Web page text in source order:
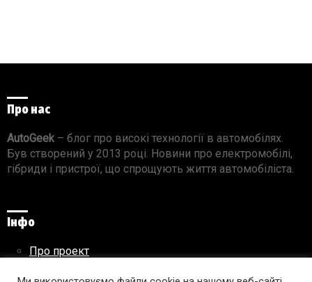
Про нас
AutoGeek – блог про високі технології в автомобілях.
Був створений у 2013 році. Новини про електромобілі,
гібриди і пристрої, що спрощують життя автомобіліста.
Інфо
Про проект